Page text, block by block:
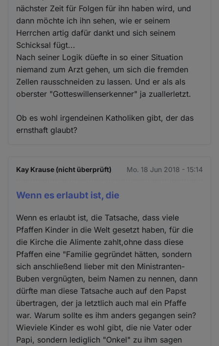
nächster Zeit für Folgen für ihn haben wird, und
dann möchte ich ihn sehen, wie er seinem
Herrchen artig dafür dankt und sich seinem
Schicksal fügt...
Nach seiner Logik düefte in so einer Situation
niemand zum Arzt gehen, um sich die fremden
Zellen rausschneiden zu lassen. Und er als als
oberster "Gotteswillenserkenner" ja zuallerletzt.
Ob es wohl irgendeinen Katholiken gibt, der das
ernsthaft glaubt?
Kay Krause (nicht überprüft) Mo. 18 Jun 2018 - 15:14
Wenn es erlaubt ist, die
Wenn es erlaubt ist, die Tatsache, dass viele
Pfaffen Kinder in die Welt gesetzt haben, für die
die Kirche die Alimente zahlt,ohne dass diese
Pfaffen eine "Familie gegründet hätten, sondern
sich anschließend lieber mit den Ministranten-
Buben vergnügten, beim Namen zu nennen, dann
dürfte man diese Tatsache auch auf den Papst
übertragen, der ja letztlich auch mal ein Pfaffe
war. Warum sollte es ihm anders gegangen sein?
Wieviele Kinder es wohl gibt, die nie Vater oder
Papi, sondern lediglich "Onkel" zu ihm sagen